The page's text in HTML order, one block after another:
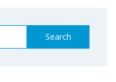
Search